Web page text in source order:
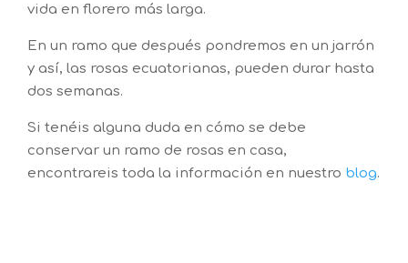
vida en florero más larga.
En un ramo que después pondremos en un jarrón
y así, las rosas ecuatorianas, pueden durar hasta
dos semanas.
Si tenéis alguna duda en cómo se debe
conservar un ramo de rosas en casa,
encontrareis toda la información en nuestro blog.